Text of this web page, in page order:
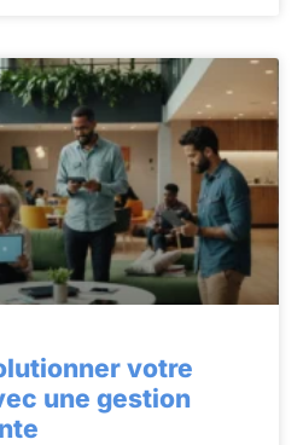
votre
une gestion